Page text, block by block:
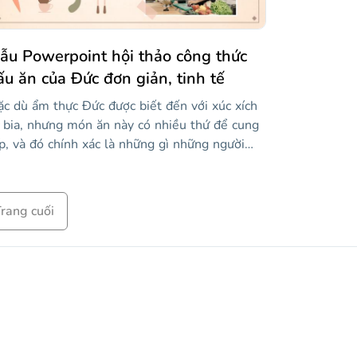
Powerpoint hội thảo công thức
ăn của Đức đơn giản, tinh tế
dù ẩm thực Đức được biết đến với xúc xích
bia, nhưng món ăn này có nhiều thứ để cung
và đó chính xác là những gì những người
có hình minh họa để giải thích tất cả về ẩm
từ đất nước này, đặc điểm của nó, dạy các
cuối